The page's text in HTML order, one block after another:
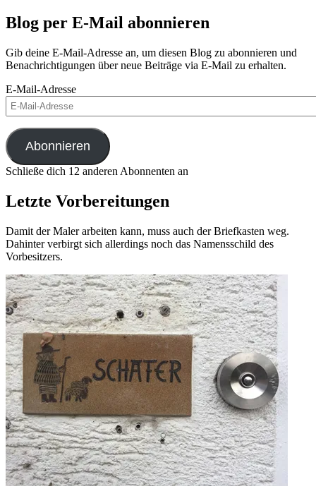
Blog per E-Mail abonnieren
Gib deine E-Mail-Adresse an, um diesen Blog zu abonnieren und
Benachrichtigungen über neue Beiträge via E-Mail zu erhalten.
E-Mail-Adresse
Abonnieren
Schließe dich 12 anderen Abonnenten an
Letzte Vorbereitungen
Damit der Maler arbeiten kann, muss auch der Briefkasten weg.
Dahinter verbirgt sich allerdings noch das Namensschild des
Vorbesitzers.